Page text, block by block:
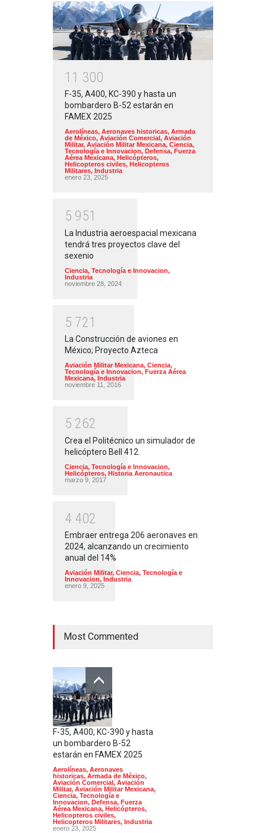
1 1 300
F-35, A400, KC-390 y hasta un
bombardero B-52 estarán en
FAMEX 2025
Aerolíneas, Aeronaves historicas, Armada
de México, Aviación Comercial, Aviación
Militar, Aviación Militar Mexicana, Ciencia,
Tecnología e Innovacion, Defensa, Fuerza
Aérea Mexicana, Helicópteros,
Helicopteros civiles, Helicopteros
Militares, Industria
enero 23, 2025
5 951
La Industria aeroespacial mexicana
tendrá tres proyectos clave del
sexenio
Ciencia, Tecnología e Innovacion,
Industria
noviembre 28, 2024
5 721
La Construcción de aviones en
México; Proyecto Azteca
Aviación Militar Mexicana, Ciencia,
Tecnología e Innovacion, Fuerza Aérea
Mexicana, Industria
noviembre 11, 2016
5 262
Crea el Politécnico un simulador de
helicóptero Bell 412.
Ciencia, Tecnología e Innovacion,
Helicópteros, Historia Aeronautica
marzo 9, 2017
4 402
Embraer entrega 206 aeronaves en
2024, alcanzando un crecimiento
anual del 14%
Aviación Militar, Ciencia, Tecnología e
Innovacion, Industria
enero 9, 2025
Most Commented
F-35, A400, KC-390 y hasta
un bombardero B-52
estarán en FAMEX 2025
Aerolíneas, Aeronaves
historicas, Armada de México,
Aviación Comercial , Aviación
Militar, Aviación Militar Mexicana,
Ciencia, Tecnología e
Innovacion, Defensa, Fuerza
Aérea Mexicana, Helicópteros,
Helicopteros civiles,
Helicopteros Militares, Industria
enero 23, 2025